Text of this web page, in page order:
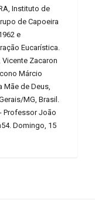
Instituto de
de Capoeira
e
Eucarística.
Zacaron
Márcio
Mãe de Deus,
MG, Brasil.
Professor João
Domingo, 15